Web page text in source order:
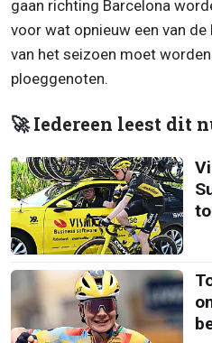
gaan richting Barcelona
voor wat opnieuw een van
van het seizoen moet
ploeggenoten.
🚀 Iedereen leest dit